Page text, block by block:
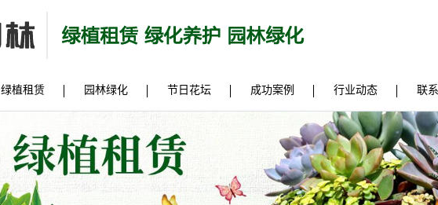
绿植租赁 园林绿化 节日花坛 成功案例 行业动态 联